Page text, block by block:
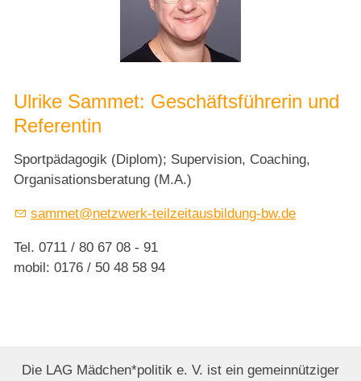
Ulrike Sammet: Geschäftsführerin und
Referentin
Sportpädagogik (Diplom); Supervision, Coaching,
Organisationsberatung (M.A.)
sammet@netzwerk-teilzeitausbildung-bw.de
Tel. 0711 / 80 67 08 - 91
mobil: 0176 / 50 48 58 94
Die LAG Mädchen*politik e. V. ist ein gemeinnütziger